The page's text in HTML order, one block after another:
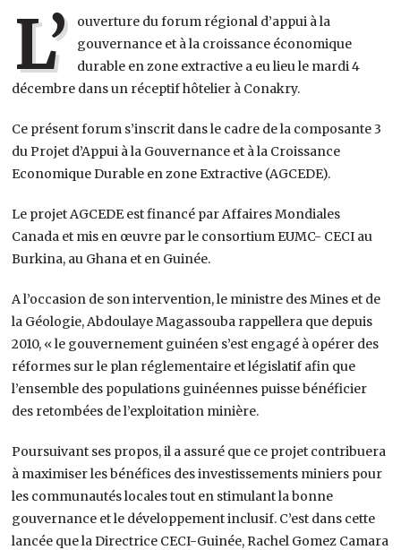
L’
ouverture du forum régional d’appui à la
gouvernance et à la croissance économique
durable en zone extractive a eu lieu le mardi 4
décembre dans un réceptif hôtelier à Conakry.
Ce présent forum s’inscrit dans le cadre de la composante 3
du Projet d’Appui à la Gouvernance et à la Croissance
Economique Durable en zone Extractive (AGCEDE).
Le projet AGCEDE est financé par Affaires Mondiales
Canada et mis en œuvre par le consortium EUMC- CECI au
Burkina, au Ghana et en Guinée.
A l’occasion de son intervention, le ministre des Mines et de
la Géologie, Abdoulaye Magassouba rappellera que depuis
2010, « le gouvernement guinéen s’est engagé à opérer des
réformes sur le plan réglementaire et législatif afin que
l’ensemble des populations guinéennes puisse bénéficier
des retombées de l’exploitation minière.
Poursuivant ses propos, il a assuré que ce projet contribuera
à maximiser les bénéfices des investissements miniers pour
les communautés locales tout en stimulant la bonne
gouvernance et le développement inclusif. C’est dans cette
lancée que la Directrice CECI-Guinée, Rachel Gomez Camara